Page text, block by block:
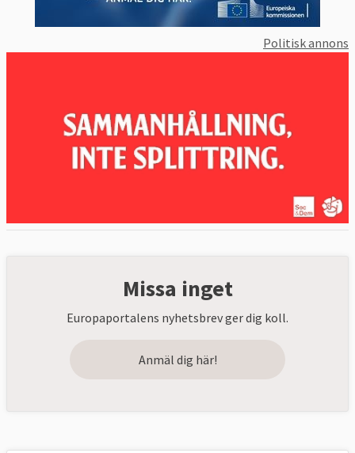
Politisk annons
Missa inget
Europaportalens nyhetsbrev ger dig koll.
Anmäl dig här!